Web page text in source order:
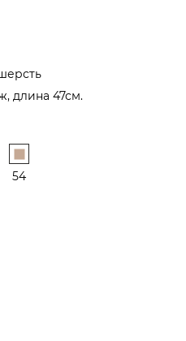
длина 47см.
54